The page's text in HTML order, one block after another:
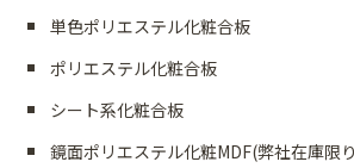
単色ポリエステル化粧合板
ポリエステル化粧合板
シート系化粧合板
鏡面ポリエステル化粧MDF(弊社在庫限